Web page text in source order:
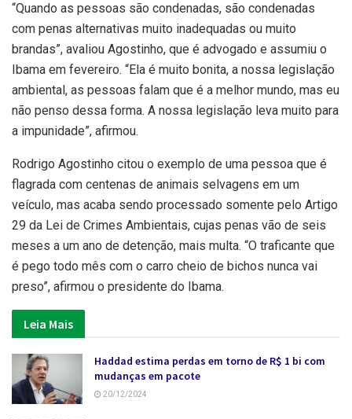
“Quando as pessoas são condenadas, são condenadas
com penas alternativas muito inadequadas ou muito
brandas”, avaliou Agostinho, que é advogado e assumiu o
Ibama em fevereiro. “Ela é muito bonita, a nossa legislação
ambiental, as pessoas falam que é a melhor mundo, mas eu
não penso dessa forma. A nossa legislação leva muito para
a impunidade”, afirmou.
Rodrigo Agostinho citou o exemplo de uma pessoa que é
flagrada com centenas de animais selvagens em um
veículo, mas acaba sendo processado somente pelo Artigo
29 da Lei de Crimes Ambientais, cujas penas vão de seis
meses a um ano de detenção, mais multa. “O traficante que
é pego todo mês com o carro cheio de bichos nunca vai
preso”, afirmou o presidente do Ibama.
Leia Mais
Haddad estima perdas em torno de R$ 1 bi com
mudanças em pacote
20/12/2024